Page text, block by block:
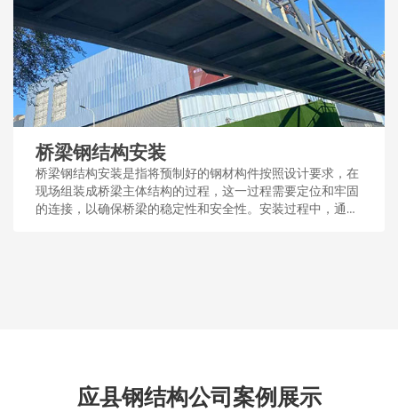
桥梁钢结构安装
桥梁钢结构安装是指将预制好的钢材构件按照设计要求，在
现场组装成桥梁主体结构的过程，这一过程需要定位和牢固
的连接，以确保桥梁的稳定性和安全性。安装过程中，通常
应县钢结构公司案例展示